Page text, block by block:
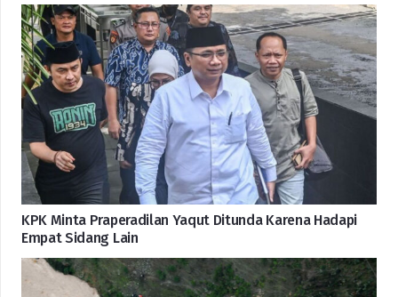
KPK Minta Praperadilan Yaqut Ditunda Karena Hadapi
Empat Sidang Lain